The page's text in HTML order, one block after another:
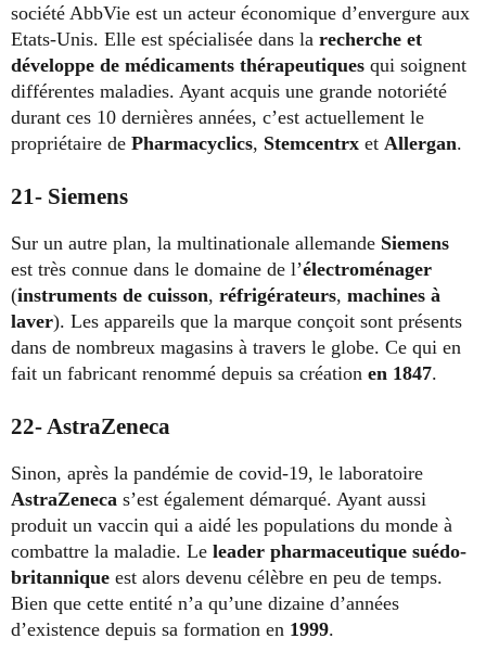
société AbbVie est un acteur économique d’envergure aux
Etats-Unis. Elle est spécialisée dans la recherche et
développe de médicaments thérapeutiques qui soignent
différentes maladies. Ayant acquis une grande notoriété
durant ces 10 dernières années, c’est actuellement le
propriétaire de Pharmacyclics, Stemcentrx et Allergan.
21- Siemens
Sur un autre plan, la multinationale allemande Siemens
est très connue dans le domaine de l’électroménager
(instruments de cuisson, réfrigérateurs, machines à
laver). Les appareils que la marque conçoit sont présents
dans de nombreux magasins à travers le globe. Ce qui en
fait un fabricant renommé depuis sa création en 1847.
22- AstraZeneca
Sinon, après la pandémie de covid-19, le laboratoire
AstraZeneca s’est également démarqué. Ayant aussi
produit un vaccin qui a aidé les populations du monde à
combattre la maladie. Le leader pharmaceutique suédo-
britannique est alors devenu célèbre en peu de temps.
Bien que cette entité n’a qu’une dizaine d’années
d’existence depuis sa formation en 1999.